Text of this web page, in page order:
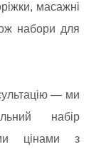
масажні
набори для
— ми
набір
цінами з